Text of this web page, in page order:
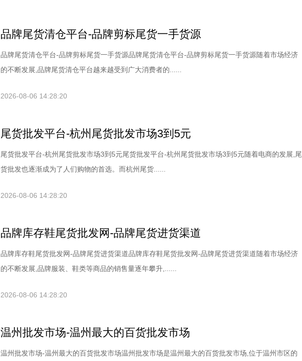
品牌尾货清仓平台-品牌剪标尾货一手货源
品牌尾货清仓平台-品牌剪标尾货一手货源品牌尾货清仓平台-品牌剪标尾货一手货源随着市场经济
的不断发展,品牌尾货清仓平台越来越受到广大消费者的......
2026-08-06 14:28:20
尾货批发平台-杭州尾货批发市场3到5元
尾货批发平台-杭州尾货批发市场3到5元尾货批发平台-杭州尾货批发市场3到5元随着电商的发展,尾
货批发也逐渐成为了人们购物的首选。而杭州尾货......
2026-08-06 14:28:20
品牌库存鞋尾货批发网-品牌尾货进货渠道
品牌库存鞋尾货批发网-品牌尾货进货渠道品牌库存鞋尾货批发网-品牌尾货进货渠道随着市场经济
的不断发展,品牌服装、鞋类等商品的销售量逐年攀升,......
2026-08-06 14:28:20
温州批发市场-温州最大的百货批发市场
温州批发市场-温州最大的百货批发市场温州批发市场是温州最大的百货批发市场,位于温州市区的